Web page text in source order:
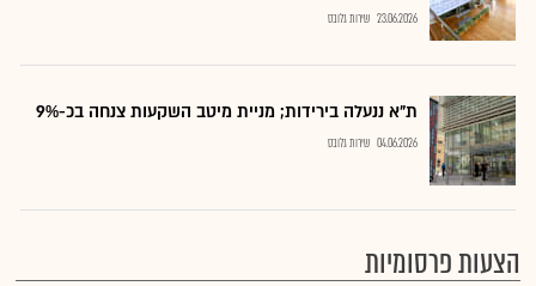
23.06.2026 שירות גלובס
ת"א ננעלה בירידות; מניית מיטב השקעות צנחה בכ-9%
04.06.2026 שירות גלובס
הצעות פרסומיות